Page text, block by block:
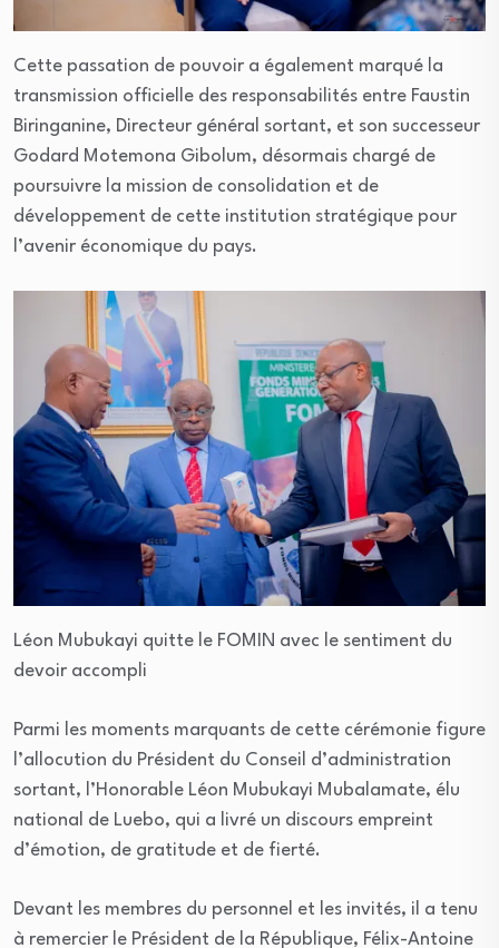
Cette passation de pouvoir a également marqué la
transmission officielle des responsabilités entre Faustin
Biringanine, Directeur général sortant, et son successeur
Godard Motemona Gibolum, désormais chargé de
poursuivre la mission de consolidation et de
développement de cette institution stratégique pour
l’avenir économique du pays.
Léon Mubukayi quitte le FOMIN avec le sentiment du
devoir accompli
Parmi les moments marquants de cette cérémonie figure
l’allocution du Président du Conseil d’administration
sortant, l’Honorable Léon Mubukayi Mubalamate, élu
national de Luebo, qui a livré un discours empreint
d’émotion, de gratitude et de fierté.
Devant les membres du personnel et les invités, il a tenu
à remercier le Président de la République, Félix-Antoine